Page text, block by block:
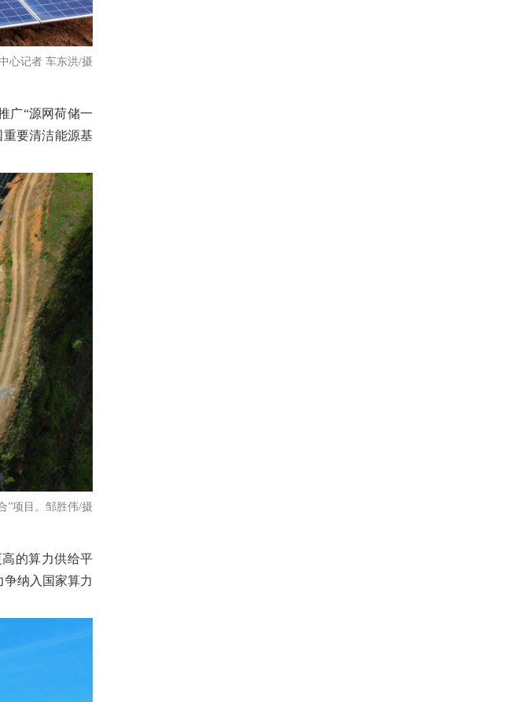
心记者 车东洪/摄
广“源网荷储一
要清洁能源基
”项目。邹胜伟/摄
的算力供给平
纳入国家算力